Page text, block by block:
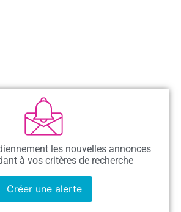
les nouvelles annonces
à vos critères de recherche
Créer une alerte